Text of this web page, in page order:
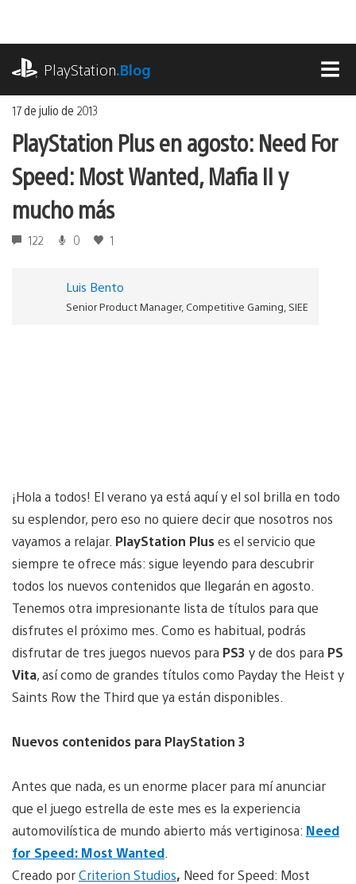
contenido
PlayStation.Blog
17 de julio de 2013
PlayStation Plus en agosto: Need For
Speed: Most Wanted, Mafia II y
mucho más
122 0 1
Luis Bento
Senior Product Manager, Competitive Gaming, SIEE
¡Hola a todos! El verano ya está aquí y el sol brilla en todo
su esplendor, pero eso no quiere decir que nosotros nos
vayamos a relajar. PlayStation Pluses el servicio que
siempre te ofrece más: sigue leyendo para descubrir
todos los nuevos contenidos que llegarán en agosto.
Tenemos otra impresionante lista de títulos para que
disfrutes el próximo mes. Como es habitual, podrás
disfrutar de tres juegos nuevos para PS3 y de dos para PS
Vita, así como de grandes títulos como Payday the Heist y
Saints Row the Third que ya están disponibles.
Nuevos contenidos para PlayStation 3
Antes que nada, es un enorme placer para mí anunciar
que el juego estrella de este mes es la experiencia
automovilística de mundo abierto más vertiginosa: Need
for Speed: Most Wanted
Creado porCriterion Studios, Need for Speed: Most